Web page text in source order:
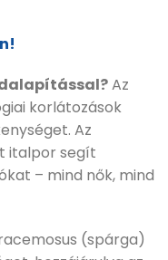
Az
korlátozások
Az
italpor segít
– mind nők, mind
(spárga)